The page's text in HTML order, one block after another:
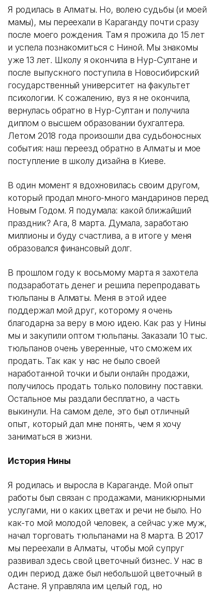
Я родилась в Алматы. Но, волею судьбы (и моей
мамы), мы переехали в Караганду почти сразу
после моего рождения. Там я прожила до 15 лет
и успела познакомиться с Ниной. Мы знакомы
уже 13 лет. Школу я окончила в Нур-Султане и
после выпускного поступила в Новосибирский
государственный университет на факультет
психологии. К сожалению, вуз я не окончила,
вернулась обратно в Нур-Султан и получила
диплом о высшем образовании бухгалтера.
Летом 2018 года произошли два судьбоносных
события: наш переезд обратно в Алматы и мое
поступление в школу дизайна в Киеве.
В один момент я вдохновилась своим другом,
который продал много-много мандаринов перед
Новым Годом. Я подумала: какой ближайший
праздник? Ага, 8 марта. Думала, заработаю
миллионы и буду счастлива, а в итоге у меня
образовался финансовый долг.
В прошлом году к восьмому марта я захотела
подзаработать денег и решила перепродавать
тюльпаны в Алматы. Меня в этой идее
поддержал мой друг, которому я очень
благодарна за веру в мою идею. Как раз у Нины
мы и закупили оптом тюльпаны. Заказали 10 тыс.
тюльпанов очень уверенные, что сможем их
продать. Так как у нас не было своей
наработанной точки и были онлайн продажи,
получилось продать только половину поставки.
Остальное мы раздали бесплатно, а часть
выкинули. На самом деле, это был отличный
опыт, который дал мне понять, чем я хочу
заниматься в жизни.
История Нины
Я родилась и выросла в Караганде. Мой опыт
работы был связан с продажами, маникюрными
услугами, ни о каких цветах и речи не было. Но
как-то мой молодой человек, а сейчас уже муж,
начал торговать тюльпанами на 8 марта. В 2017
мы переехали в Алматы, чтобы мой супруг
развивал здесь свой цветочный бизнес. У нас в
один период даже был небольшой цветочный в
Астане. Я управляла им целый год, но